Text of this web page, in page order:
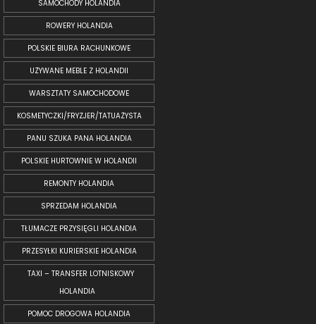
SAMOCHODY HOLANDIA
ROWERY HOLANDIA
POLSKIE BIURA RACHUNKOWE
UŻYWANE MEBLE Z HOLANDII
WARSZTATY SAMOCHODOWE
KOSMETYCZKI/FRYZJER/TATUAŻYSTA
PANU SZUKA PANA HOLANDIA
POLSKIE HURTOWNIE W HOLANDII
REMONTY HOLANDIA
SPRZEDAM HOLANDIA
TŁUMACZE PRZYSIĘGLI HOLANDIA
PRZESYŁKI KURIERSKIE HOLANDIA
TAXI – TRANSFER LOTNISKOWY
HOLANDIA
POMOC DROGOWA HOLANDIA